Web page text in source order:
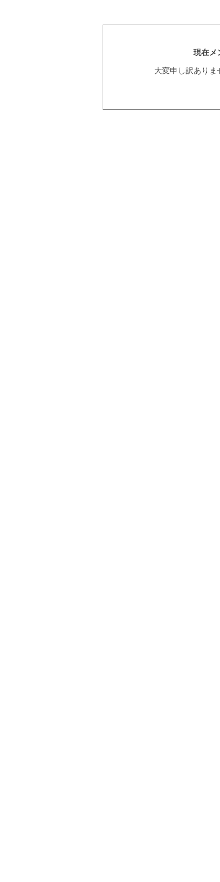
現在メ
大変申し訳あり